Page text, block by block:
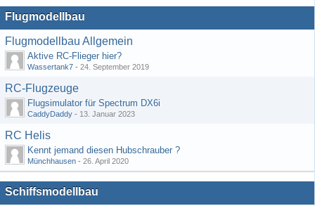
Flugmodellbau
Flugmodellbau Allgemein
Aktive RC-Flieger hier?
Wassertank7 - 24. September 2019
RC-Flugzeuge
Flugsimulator für Spectrum DX6i
CaddyDaddy - 13. Januar 2023
RC Helis
Kennt jemand diesen Hubschrauber ?
Münchhausen - 26. April 2020
Schiffsmodellbau